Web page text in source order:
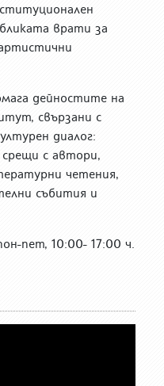
врати за
дейностите на
свързани с
диалог:
с автори,
четения,
събития и
пет, 10:00- 17:00 ч.